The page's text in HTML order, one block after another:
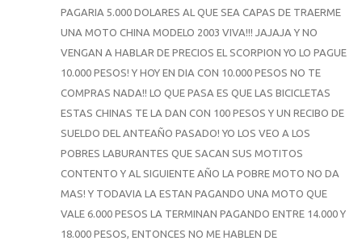
PAGARIA 5.000 DOLARES AL QUE SEA CAPAS DE TRAERME
UNA MOTO CHINA MODELO 2003 VIVA!!! JAJAJA Y NO
VENGAN A HABLAR DE PRECIOS EL SCORPION YO LO PAGUE
10.000 PESOS! Y HOY EN DIA CON 10.000 PESOS NO TE
COMPRAS NADA!! LO QUE PASA ES QUE LAS BICICLETAS
ESTAS CHINAS TE LA DAN CON 100 PESOS Y UN RECIBO DE
SUELDO DEL ANTEAÑO PASADO! YO LOS VEO A LOS
POBRES LABURANTES QUE SACAN SUS MOTITOS
CONTENTO Y AL SIGUIENTE AÑO LA POBRE MOTO NO DA
MAS! Y TODAVIA LA ESTAN PAGANDO UNA MOTO QUE
VALE 6.000 PESOS LA TERMINAN PAGANDO ENTRE 14.000 Y
18.000 PESOS, ENTONCES NO ME HABLEN DE